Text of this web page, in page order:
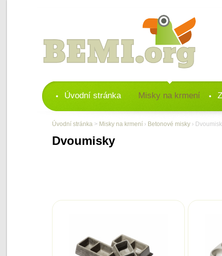
Úvodní stránka Misky na krmení
Úvodní stránka > Misky na krmení › Betonové misky ›
Dvoumisky